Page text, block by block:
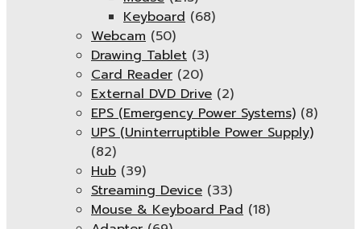
Keyboard (68)
Webcam (50)
Drawing Tablet (3)
Card Reader (20)
External DVD Drive (2)
EPS (Emergency Power Systems) (8)
UPS (Uninterruptible Power Supply)
(82)
Hub (39)
Streaming Device (33)
Mouse & Keyboard Pad (18)